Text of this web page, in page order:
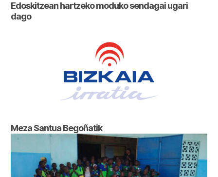
Edoskitzean hartzeko moduko sendagai ugari
dago
Meza Santua Begoñatik